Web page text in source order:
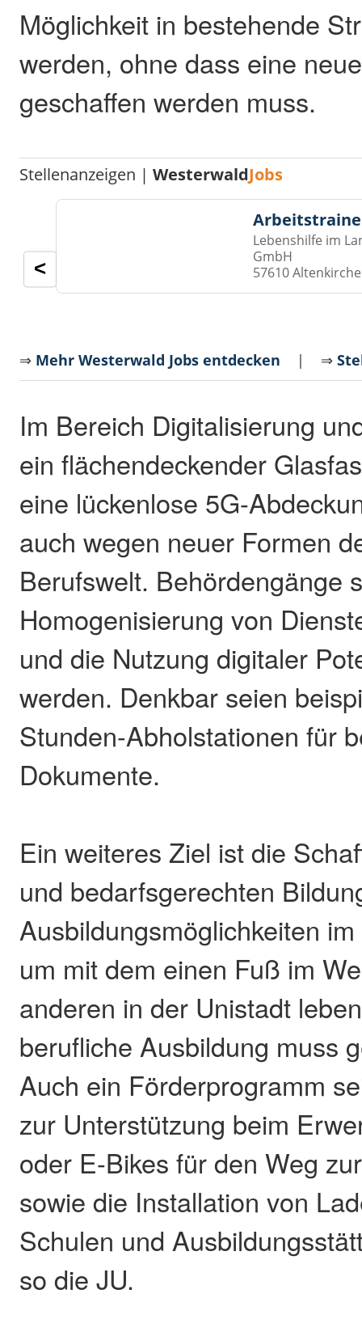
Möglichkeit in bestehende
werden, ohne dass eine
geschaffen werden muss.
Stellenanzeigen |WesterwaldJobs
Lebenshilfe im
GmbH
57610
<
⇒ Mehr Westerwald Jobs entdecken | ⇒
Im Bereich Digitalisierung
ein flächendeckender
eine lückenlose 5G-
auch wegen neuer Formen
Berufswelt. Behördengänge
Homogenisierung von
und die Nutzung digitaler
werden. Denkbar seien
Stunden-Abholstationen für
Dokumente.
Ein weiteres Ziel ist die
und bedarfsgerechten
Ausbildungsmöglichkeiten
um mit dem einen Fuß im
anderen in der Unistadt
berufliche Ausbildung muss
Auch ein Förderprogramm
zur Unterstützung beim
oder E-Bikes für den Weg
sowie die Installation von
Schulen und
so die JU.